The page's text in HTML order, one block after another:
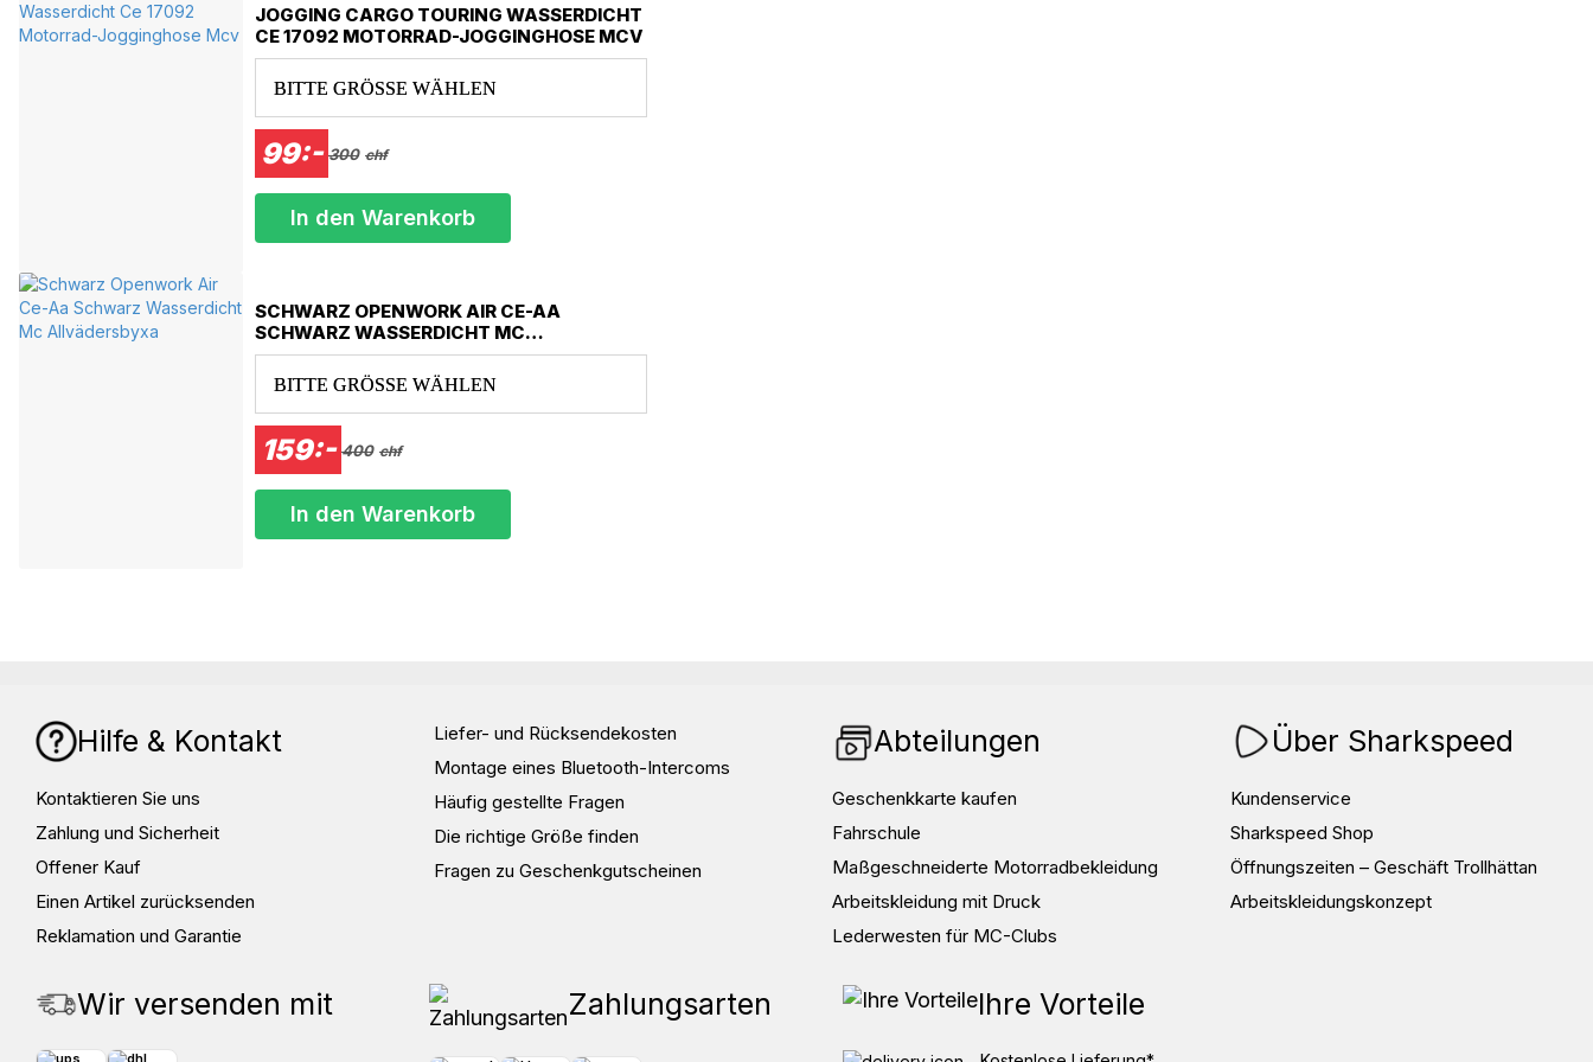
JOGGING CARGO TOURING WASSERDICHT
CE 17092 MOTORRAD-JOGGINGHOSE MCV
BITTE GRÖSSE WÄHLEN
99:- 300 chf
In den Warenkorb
SCHWARZ OPENWORK AIR CE-AA
SCHWARZ WASSERDICHT MC
ALLVÄDERSBYXA
BITTE GRÖSSE WÄHLEN
159:- 400 chf
In den Warenkorb
Hilfe & Kontakt
Kontaktieren Sie uns
Zahlung und Sicherheit
Offener Kauf
Einen Artikel zurücksenden
Reklamation und Garantie
Liefer- und Rücksendekosten
Montage eines Bluetooth-Intercoms
Häufig gestellte Fragen
Die richtige Größe finden
Fragen zu Geschenkgutscheinen
Abteilungen
Geschenkkarte kaufen
Fahrschule
Maßgeschneiderte Motorradbekleidung
Arbeitskleidung mit Druck
Lederwesten für MC-Clubs
Über Sharkspeed
Kundenservice
Sharkspeed Shop
Öffnungszeiten – Geschäft Trollhättan
Arbeitskleidungskonzept
Wir versenden mit Zahlungsarten Ihre Vorteile